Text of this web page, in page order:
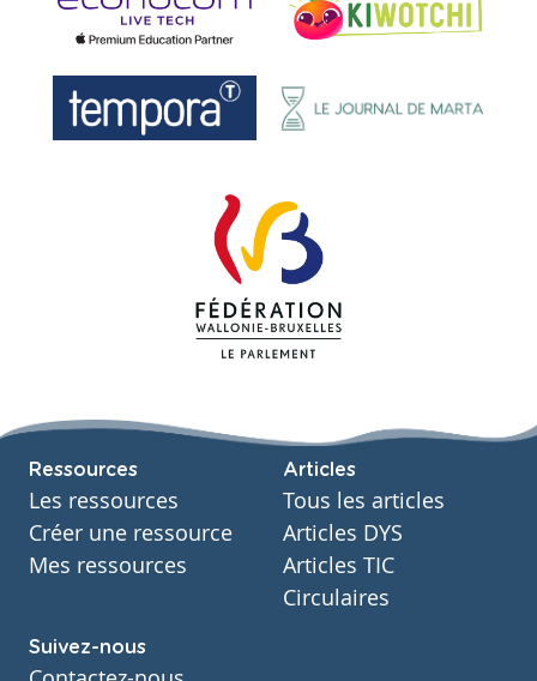
Ressources
Les ressources
Créer une ressource
Mes ressources
Articles
Tous les articles
Articles DYS
Articles TIC
Circulaires
Suivez-nous